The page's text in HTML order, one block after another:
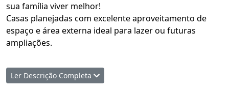
sua família viver melhor!
Casas planejadas com excelente aproveitamento de
espaço e área externa ideal para lazer ou futuras
ampliações.
Unidades 1 a 4
71,56 m² de área construída
Ler Descrição Completa